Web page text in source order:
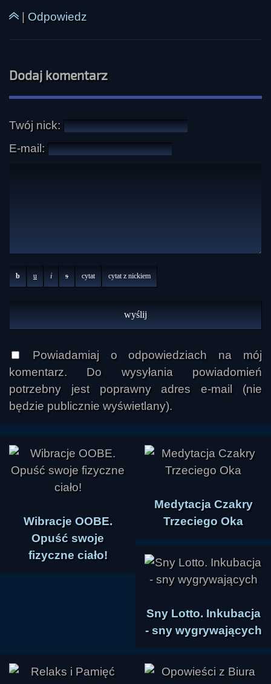
Odpowiedz
Dodaj komentarz
Twój nick:
E-mail:
b u i s cytat cytat z nickiem
Powiadamiaj o odpowiedziach na mój
komentarz. Do wysyłania powiadomień
potrzebny jest poprawny adres e-mail (nie
będzie publicznie wyświetlany).
Wibracje OOBE.
Opuść swoje
fizyczne ciało!
Medytacja Czakry
Trzeciego Oka
Sny Lotto. Inkubacja
- sny wygrywających